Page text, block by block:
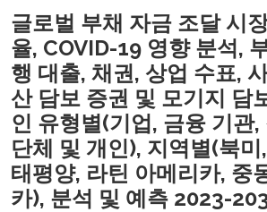
글로벌 부채 자금 조달 시
율, COVID-19 영향 분석,
행 대출, 채권, 상업 수표,
산 담보 증권 및 모기지 담
인 유형별(기업, 금융 기관,
단체 및 개인), 지역별(북
태평양, 라틴 아메리카, 중
카), 분석 및 예측 2023-